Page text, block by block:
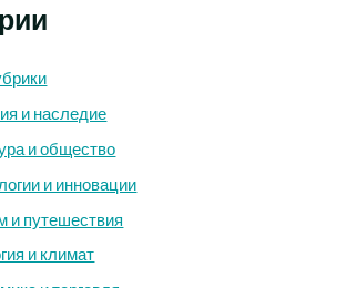
и наследие
и общество
и инновации
и путешествия
и климат